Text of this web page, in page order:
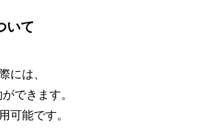
いて
には、
できます。
可能です。